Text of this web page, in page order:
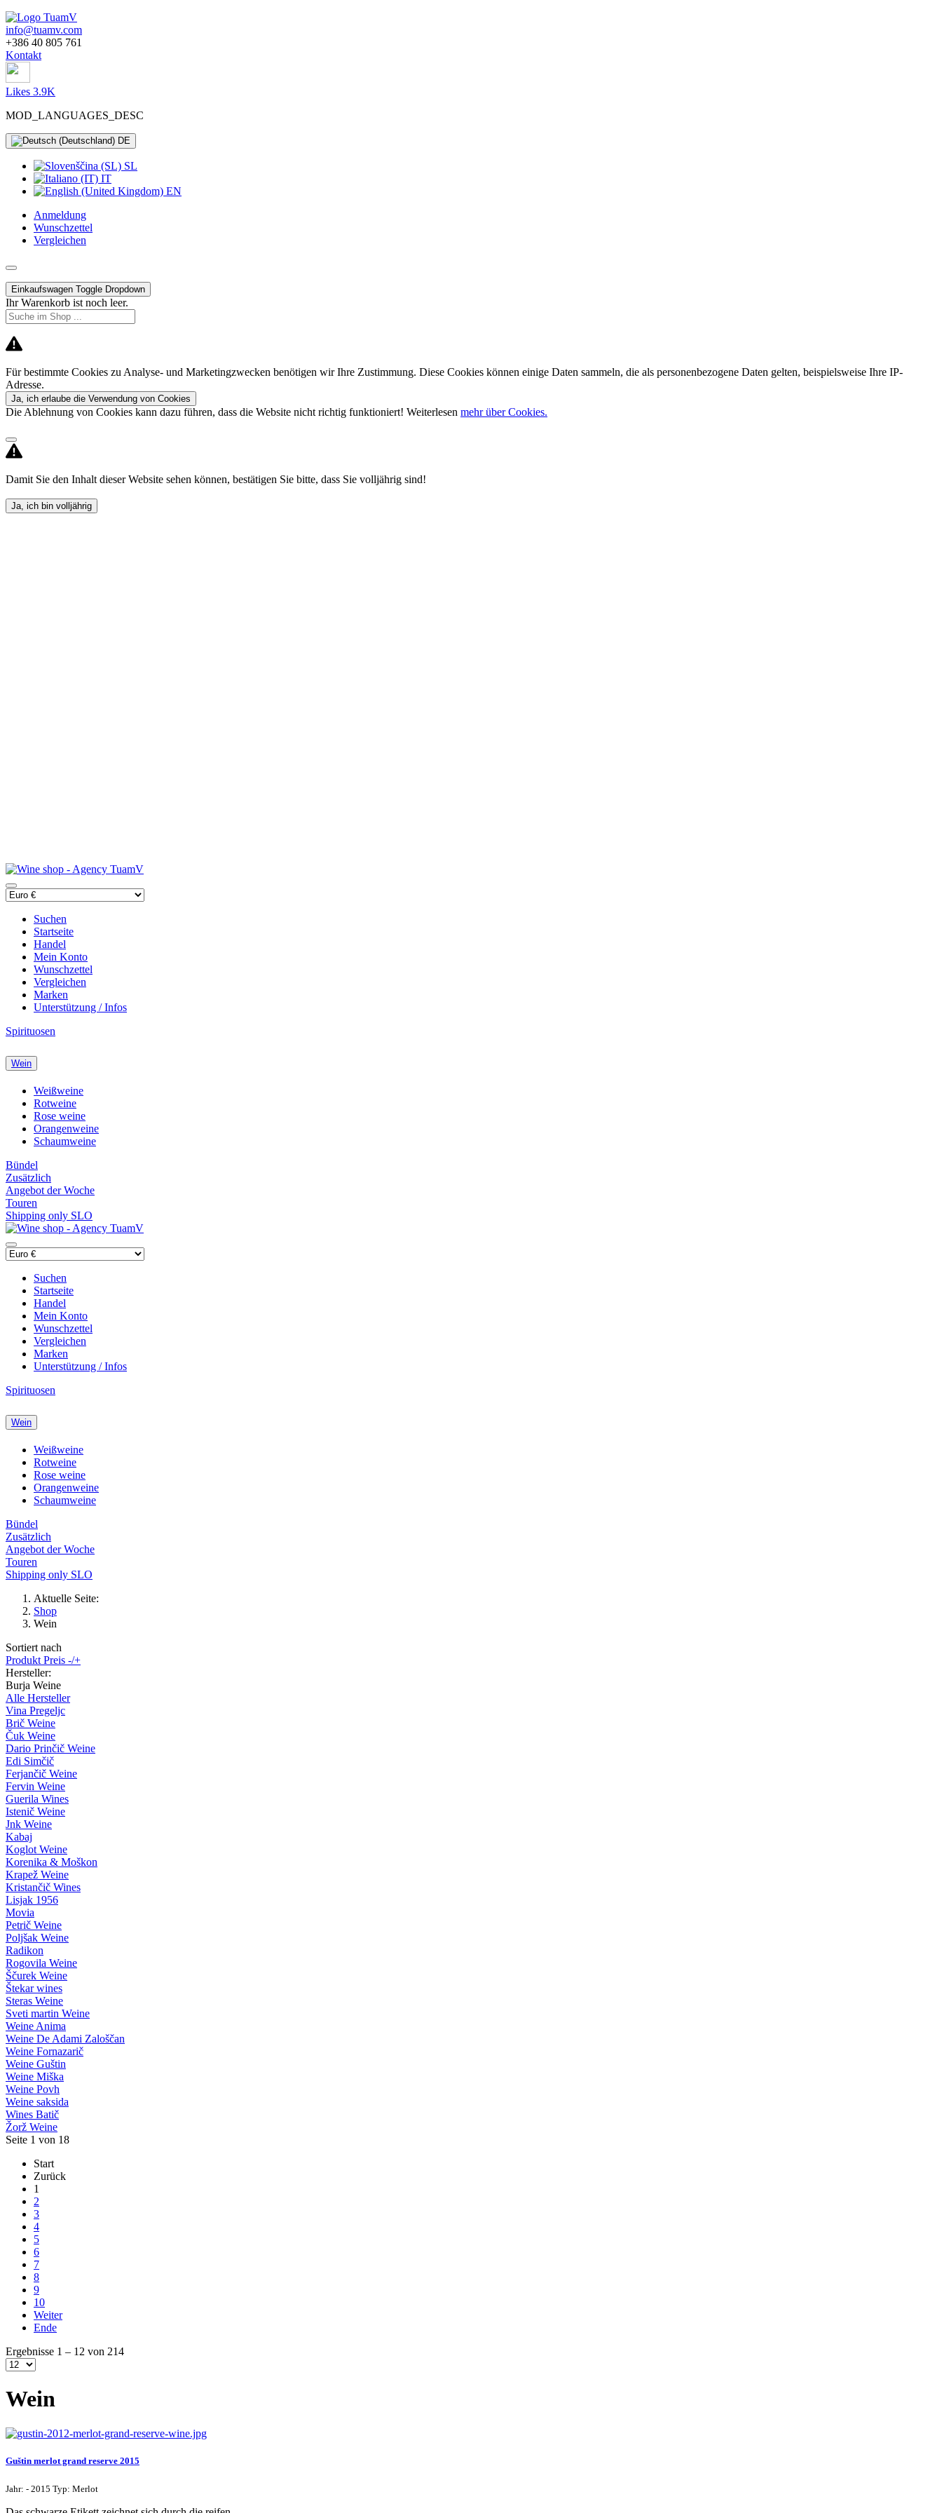
info@tuamv.com
+386 40 805 761
Kontakt
Likes 3.9K
MOD_LANGUAGES_DESC
DE
SL
IT
EN
Anmeldung
Wunschzettel
Vergleichen
Einkaufswagen Toggle Dropdown
Ihr Warenkorb ist noch leer.
Für bestimmte Cookies zu Analyse- und Marketingzwecken benötigen wir Ihre Zustimmung. Diese Cookies können einige Daten sammeln, die als personenbezogene Daten gelten, beispielsweise Ihre IP-
Adresse.
Ja, ich erlaube die Verwendung von Cookies
Die Ablehnung von Cookies kann dazu führen, dass die Website nicht richtig funktioniert! Weiterlesen mehr über Cookies.
Damit Sie den Inhalt dieser Website sehen können, bestätigen Sie bitte, dass Sie volljährig sind!
Ja, ich bin volljährig
Suchen
Startseite
Handel
Mein Konto
Wunschzettel
Vergleichen
Marken
Unterstützung / Infos
Spirituosen
Wein
Weißweine
Rotweine
Rose weine
Orangenweine
Schaumweine
Bündel
Zusätzlich
Angebot der Woche
Touren
Shipping only SLO
Suchen
Startseite
Handel
Mein Konto
Wunschzettel
Vergleichen
Marken
Unterstützung / Infos
Spirituosen
Wein
Weißweine
Rotweine
Rose weine
Orangenweine
Schaumweine
Bündel
Zusätzlich
Angebot der Woche
Touren
Shipping only SLO
Aktuelle Seite:
Shop
Wein
Sortiert nach
Produkt Preis -/+
Hersteller:
Burja Weine
Alle Hersteller
Vina Pregeljc
Brič Weine
Čuk Weine
Dario Prinčič Weine
Edi Simčič
Ferjančič Weine
Fervin Weine
Guerila Wines
Istenič Weine
Jnk Weine
Kabaj
Koglot Weine
Korenika & Moškon
Krapež Weine
Kristančič Wines
Lisjak 1956
Movia
Petrič Weine
Poljšak Weine
Radikon
Rogovila Weine
Ščurek Weine
Štekar wines
Steras Weine
Sveti martin Weine
Weine Anima
Weine De Adami Zaloščan
Weine Fornazarič
Weine Guštin
Weine Miška
Weine Povh
Weine saksida
Wines Batič
Žorž Weine
Seite 1 von 18
Start
Zurück
1
2
3
4
5
6
7
8
9
10
Weiter
Ende
Ergebnisse 1 – 12 von 214
Wein
Guštin merlot grand reserve 2015
Jahr: - 2015 Typ: Merlot